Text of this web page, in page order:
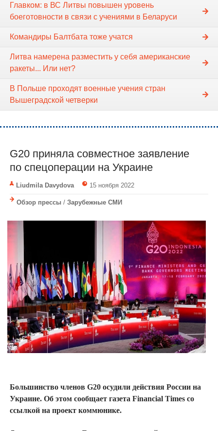
Главком: в ВС Литвы повышен уровень
боеготовности в связи с учениями в Беларуси
Командиры Балтбата тоже учатся
Литва намерена разместить у себя американские
ракеты... Или нет?
В Польше проходят военные учения стран
Вышеградской четверки
G20 приняла совместное заявление
по спецоперации на Украине
Liudmila Davydova 15 ноября 2022
Обзор прессы / Зарубежные СМИ
Большинство членов G20 осудили действия России на
Украине. Об этом сообщает газета Financial Times со
ссылкой на проект коммюнике.